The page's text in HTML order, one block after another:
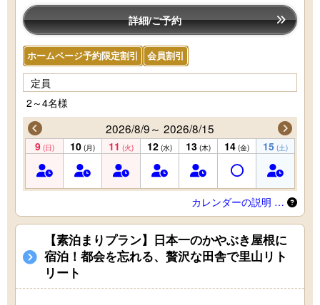
詳細/ご予約
ホームページ予約限定割引 会員割引
定員
2～4名様
2026/8/9～ 2026/8/15
9 (日) 10 (月) 11 (火) 12 (水) 13 (木) 14 (金) 15 (土)
カレンダーの説明 …
【素泊まりプラン】日本一のかやぶき屋根に
宿泊！都会を忘れる、贅沢な田舎で里山リト
リート